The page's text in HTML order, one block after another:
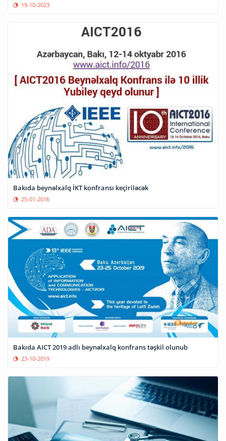
19-10-2023
Bakıda beynəlxalq İKT konfransı keçiriləcək
25-01-2016
Bakıda AICT 2019 adlı beynəlxalq konfrans təşkil olunub
23-10-2019